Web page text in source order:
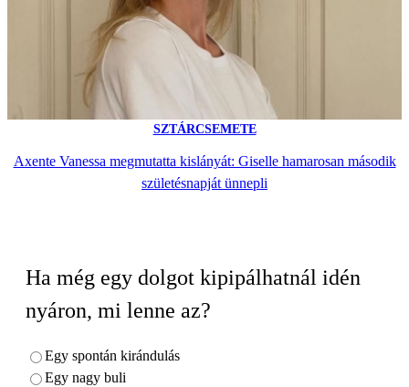
SZTÁRCSEMETE
Axente Vanessa megmutatta kislányát: Giselle hamarosan második
születésnapját ünnepli
Ha még egy dolgot kipipálhatnál idén
nyáron, mi lenne az?
Egy spontán kirándulás
Egy nagy buli